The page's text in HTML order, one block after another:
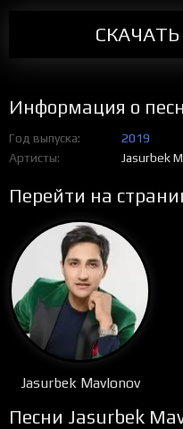
Информация о
Год выпуска
2019
Артисты
Jasurbek
Перейти на
Jasurbek Mavlonov
Песни Jasurbek